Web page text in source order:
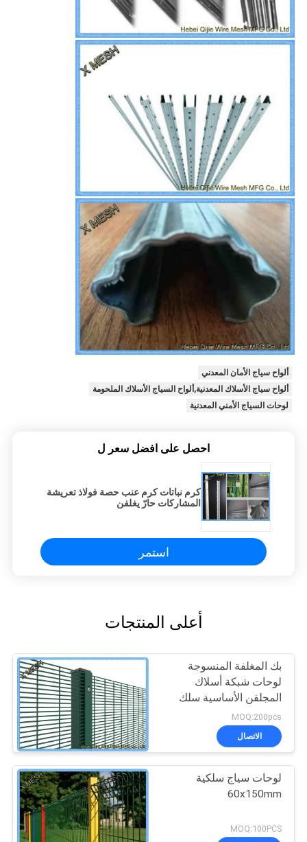
ألواح سياج الأمان المعدني
ألواح سياج الأسلاك المعدنية,ألواح السياج الأسلاك الملحومة
لوحات السياج الأمني ​​المعدنية
احصل على افضل سعر ل
كرم نباتات كرم عنب حصة فولاذ تعريشة
المشاركات حارّ يغلفن
استمر
أعلى المنتجات
بك المغلفة المنسوجة
لوحات شبكة أسلاك
المجلفن الأساسية سلك
قوي للسجن
MOQ:200pcs
الاتصال
لوحات سياج سلكية
60x150mm
MOQ:100PCS